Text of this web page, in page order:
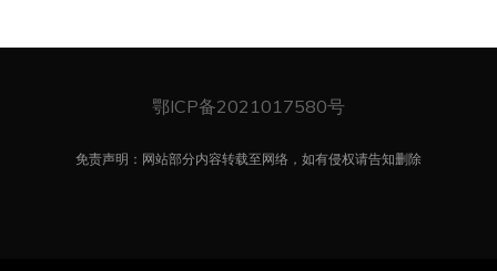
鄂ICP备2021017580号
免责声明：网站部分内容转载至网络，如有侵权请告知删除